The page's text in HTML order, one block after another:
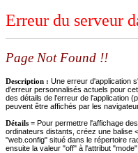
Erreur du serveur
Page Not Found !!
Description : Une erreur d'application
d'erreur personnalisés actuels pour
des détails de l'erreur de l'application
peuvent être affichés par les
Détails = Pour permettre l'affichage
ordinateurs distants, créez une balise
"web.config" situé dans le répertoire
ensuite la valeur "off" à l'attribut